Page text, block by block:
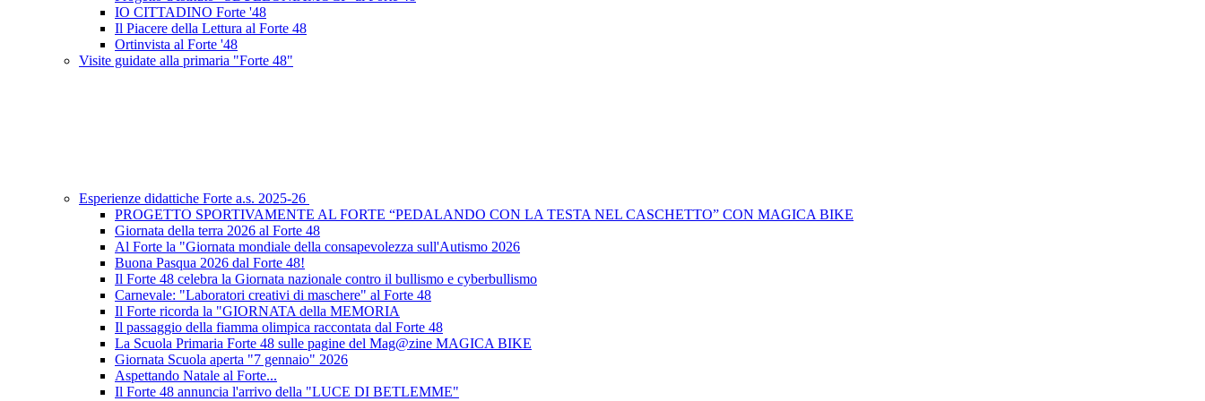
IO CITTADINO Forte '48
Il Piacere della Lettura al Forte 48
Ortinvista al Forte '48
Visite guidate alla primaria "Forte 48"
Esperienze didattiche Forte a.s. 2025-26
PROGETTO SPORTIVAMENTE AL FORTE “PEDALANDO CON LA TESTA NEL CASCHETTO” CON MAGICA BIKE
Giornata della terra 2026 al Forte 48
Al Forte la "Giornata mondiale della consapevolezza sull'Autismo 2026
Buona Pasqua 2026 dal Forte 48!
Il Forte 48 celebra la Giornata nazionale contro il bullismo e cyberbullismo
Carnevale: "Laboratori creativi di maschere" al Forte 48
Il Forte ricorda la "GIORNATA della MEMORIA
Il passaggio della fiamma olimpica raccontata dal Forte 48
La Scuola Primaria Forte 48 sulle pagine del Mag@zine MAGICA BIKE
Giornata Scuola aperta "7 gennaio" 2026
Aspettando Natale al Forte...
Il Forte 48 annuncia l'arrivo della "LUCE DI BETLEMME"